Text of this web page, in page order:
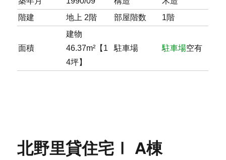
階建
地上 2階 部屋階数 1階
面積
建物
46.37m²【1
4坪】
駐車場 駐車場空有
北野里貸住宅Ⅰ A棟